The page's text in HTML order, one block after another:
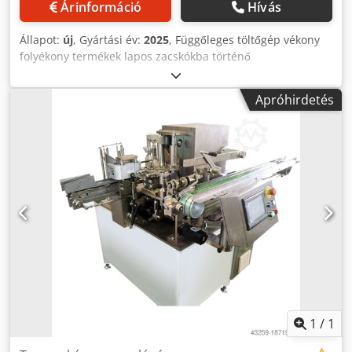
Árinformáció Hívás
Állapot: új, Gyártási év: 2025, Függőleges töltőgép vékony
folyékony termékek lapos zacskókba történő
csomagolására, beleértve a folyadékadagoló berendezést
is. Alkalmas 10-50 ml térfogatú, fokozatmentes
zacskóhossz-állítással. - Műszaki adatok: max. gépi
ciklusszám alapjáraton: 200 ciklus/perc; Pontosság:
terméktől függően; max. fóliaszélesség: 30-80mm; Táska
mérete: max. L50-110xW30-80mm; nincs szükség sűrített
levegőre; Teljesítmény: 220V, 1,7kW; Rozsdamentes acél
kivitel (ház: SS201, érintkezők: SS304); A gép méretei:
L790xW600xH1780 mm; Súly: 400 kg; alkalmas laminált
kompozit fóliákhoz, mint például BOPP/PE fóliák stb.
Crodpfxsv Nmy Ds Aikef A gép/rendszer más változatban is
elérhető különböző csomagolási méretekhez és
csomagolási sebességekhez. Felhívjuk figyelmét, hogy új
áraink gyakran alacsonyabbak a szokásos használt áraknál.
Csak kérdezzen, és mondja el nekünk csomagolási
feladatát. - Általában 30-50 féle új gép azonnal raktárról
elérhető. Ezen túlmenően nagyon rövid, körülbelül 3 hetes
Apróhirdetés
1 / 1